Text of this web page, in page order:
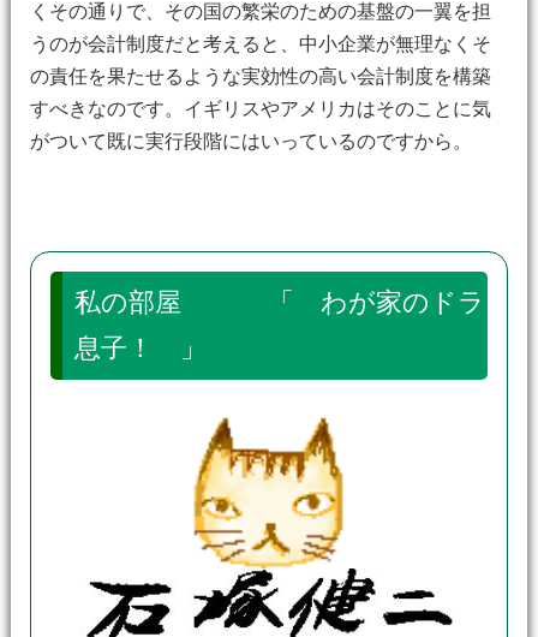
くその通りで、その国の繁栄のための基盤の一翼を担
うのが会計制度だと考えると、中小企業が無理なくそ
の責任を果たせるような実効性の高い会計制度を構築
すべきなのです。イギリスやアメリカはそのことに気
がついて既に実行段階にはいっているのですから。
私の部屋 「 わが家のドラ
息子！ 」